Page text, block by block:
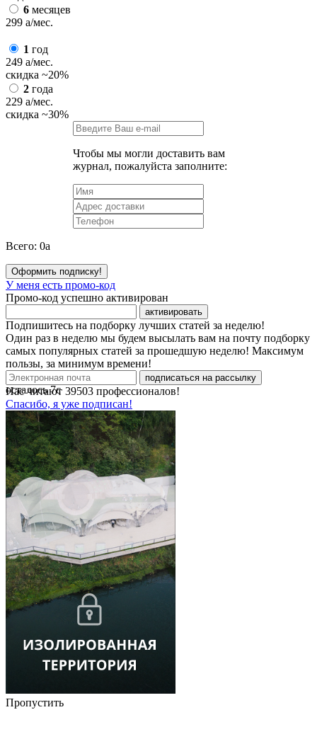
6 месяцев
299 a/мес.
1 год
249 a/мес.
скидка ~20%
2 года
229 a/мес.
скидка ~30%
Чтобы мы могли доставить вам
журнал, пожалуйста заполните:
Всего: 0a
Оформить подписку!
У меня есть промо-код
Промо-код успешно активирован
активировать
Подпишитесь на подборку лучших статей за неделю!
Один раз в неделю мы будем высылать вам на почту подборку
самых популярных статей за прошедшую неделю! Максимум
пользы, за минимум времени!
подписаться на рассылку
Нас читают 39503 профессионалов!
Спасибо, я уже подписан!
осталось7с
Пропустить